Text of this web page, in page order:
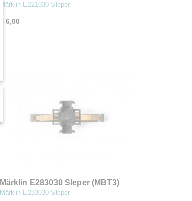
Märklin E221030 Sleper
€ 6,00
Märklin E283030 Sleper (MBT3)
Märklin E283030 Sleper